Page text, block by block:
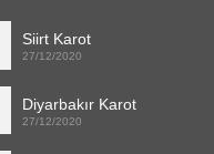
Siirt Karot
27/12/2020
Diyarbakır Karot
27/12/2020